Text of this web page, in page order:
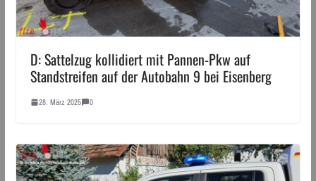
D: Sattelzug kollidiert mit Pannen-Pkw auf
Standstreifen auf der Autobahn 9 bei Eisenberg
28. März 2025 0